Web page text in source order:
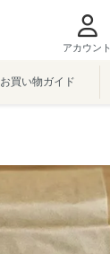
アカウント
お買い物ガイド